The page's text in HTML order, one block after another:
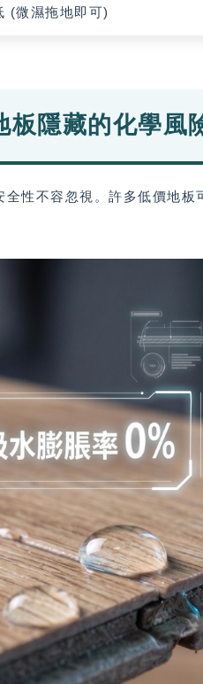
(微濕拖地即可)
板隱藏的化學風
性不容忽視。許多低價地